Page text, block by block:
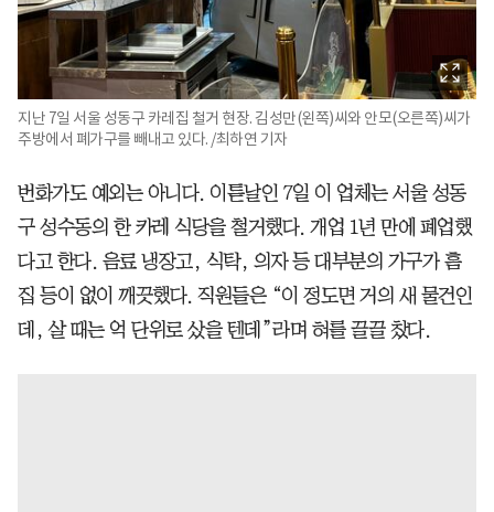
지난 7일 서울 성동구 카레집 철거 현장. 김성만(왼쪽)씨와 안모(오른쪽)씨가
주방에서 폐가구를 빼내고 있다. /최하연 기자
번화가도 예외는 아니다. 이튿날인 7일 이 업체는 서울 성동
구 성수동의 한 카레 식당을 철거했다. 개업 1년 만에 폐업했
다고 한다. 음료 냉장고, 식탁, 의자 등 대부분의 가구가 흠
집 등이 없이 깨끗했다. 직원들은 “이 정도면 거의 새 물건인
데, 살 때는 억 단위로 샀을 텐데”라며 혀를 끌끌 찼다.